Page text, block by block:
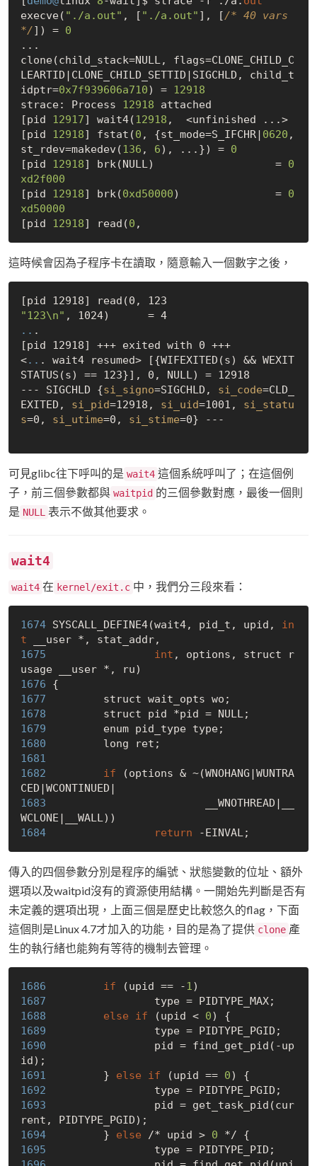
execve( "./a.out" , [ "./a.out" ], [/* 40 vars
*/]) = 0
...
clone(child_stack=NULL, flags=CLONE_CHILD_C
LEARTID|CLONE_CHILD_SETTID|SIGCHLD, child_t
idptr=0x7f939606a710) = 12918
strace: Process 12918 attached
[pid 12917] wait4(12918 ,  <unfinished ...>
[pid 12918] fstat(0 , {st_mode=S_IFCHR| 0620 ,
st_rdev=makedev(136 , 6), ...}) = 0
[pid 12918] brk(NULL)                   = 0
xd2f000
[pid 12918] brk(0xd50000)               = 0
xd50000
[pid 12918] read(0
這時候會因為子程序卡在讀取，隨意輸入一個數字之後，
"123\n"
, 1024)      = 4
.. .
[pid 12918] +++ exited with 0 +++
<.. . wait4 resumed> [{WIFEXITED(s) && WEXIT
STATUS(s) == 123}], 0, NULL) = 12918
--- SIGCHLD {si_signo=SIGCHLD, si_code=CLD_
EXITED, si_pid=12918, si_uid=1001, si_statu
s=0, si_utime=0, si_stime=0} ---
可見glibc往下呼叫的是 wait4 這個系統呼叫了；在這個例
子，前三個參數都與 waitpid 的三個參數對應，最後一個則
是 NULL 表示不做其他要求。
wait4
wait4 在 kernel/exit.c 中，我們分三段來看：
1674 SYSCALL_DEFINE4(wait4, pid_t, upid, in
t
1675
int , options, struct r
1676
1677
1678
1679
1680
1681
1682
if (options & ~(WNOHANG|WUNTRA
1683
                        __WNOTHREAD|__
1684
return
傳入的四個參數分別是程序的編號、狀態變數的位址、額外
選項以及waitpid沒有的資源使用結構。一開始先判斷是否有
未定義的選項出現，上面三個是歷史比較悠久的flag，下面
這個則是Linux 4.7才加入的功能，目的是為了提供 clone 產
生的執行緒也能夠有等待的機制去管理。
1686 if (upid == -1
1687
1688
else if (upid < 0
1689
1690
                pid = find_get_pid(-up
1691
        }
else if (upid == 0
1692
1693
                pid = get_task_pid(cur
1694
        }
else /* upid > 0
1695